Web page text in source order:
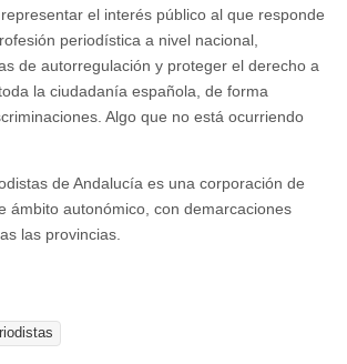
el interés público al que responde
periodística a nivel nacional,
de autorregulación y proteger el derecho a
la ciudadanía española, de forma
Algo que no está ocurriendo
de Andalucía es una corporación de
ámbito autonómico, con demarcaciones
las provincias.